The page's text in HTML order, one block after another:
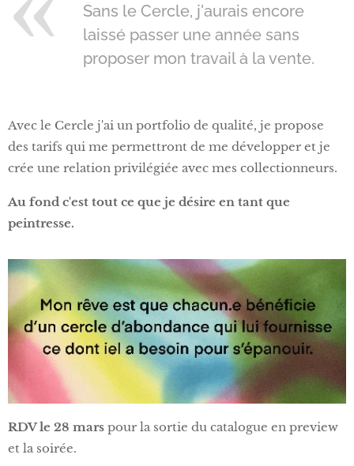
Sans le Cercle, j'aurais encore
laissé passer une année sans
proposer mon travail à la vente.
Avec le Cercle j'ai un portfolio de qualité, je propose
des tarifs qui me permettront de me développer et je
crée une relation privilégiée avec mes collectionneurs.
Au fond c'est tout ce que je désire en tant que
peintresse.
RDV le 28 mars pour la sortie du catalogue en preview
et la soirée.